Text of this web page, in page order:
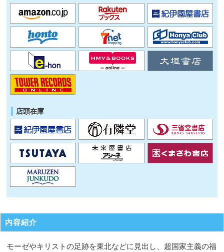
店頭在庫
内容紹介
モーゼやキリストの足跡を東北などに見出し、超国家主義の福